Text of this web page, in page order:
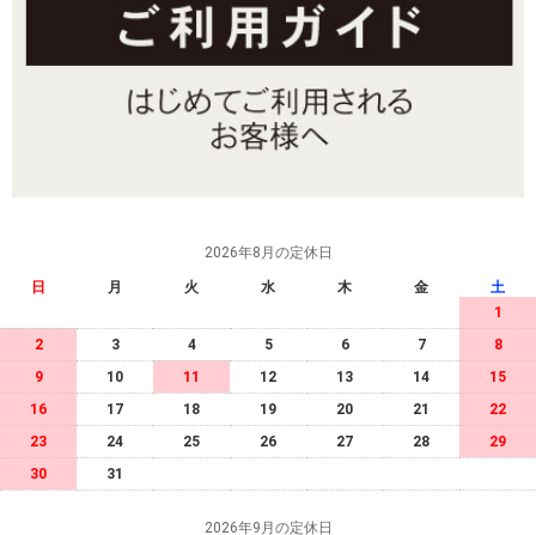
2026年8月の定休日
日 月 火 水 木 金
土
1
2
3 4 5 6 7
8
9
10 11 12 13 14
15
16
17 18 19 20 21
22
23
24 25 26 27 28
29
30
31
2026年9月の定休日